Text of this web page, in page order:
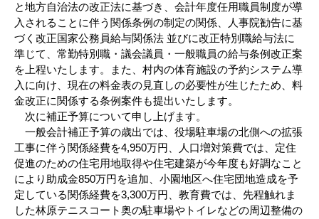
と地方自治法の改正法に基づき、会計年度任用職員制度が導
入されることに伴う関係条例の制定の関係、人事院勧告に基
づく改正国家公務員給与関係法 並びに改正特別職給与法に
準じて、常勤特別職・議会議員・一般職員の給与条例改正案
を上程いたします。また、村内の体育施設の予約システム導
入に向け、現在の料金表の見直しの必要性が生じたため、料
金改正に関係する条例案件も提出いたします。
次に補正予算について申し上げます。
一般会計補正予算の歳出では、役場駐車場の北側への拡張
工事に伴う関係経費を4,950万円、人口増対策費では、定住
促進のための住宅用地取得や住宅建築が今年度も好調なこと
により助成金850万円を追加、小園地区へ住宅団地造成を予
定している関係経費を3,300万円、教育費では、先程触れま
した林原テニスコート奥の駐車場やトイレなどの周辺整備の